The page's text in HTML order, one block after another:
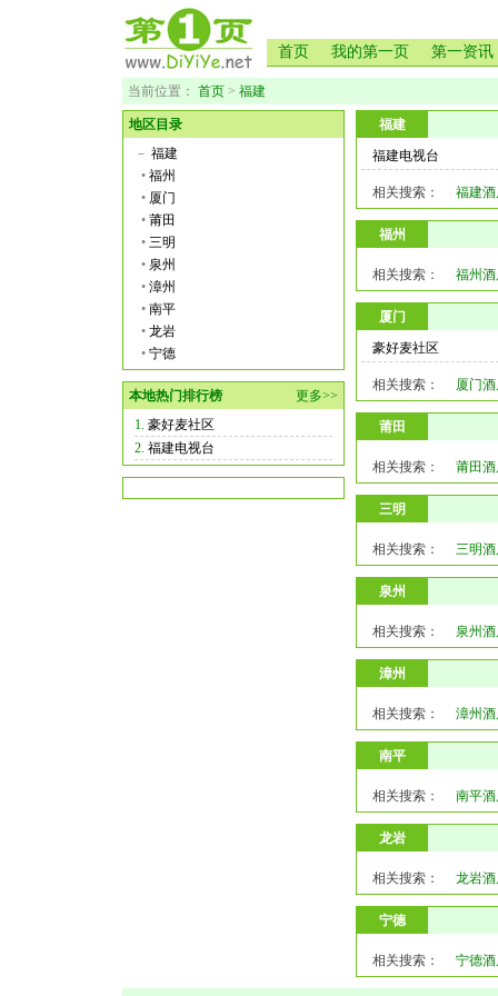
首页 我的第一页 第一资讯
当前位置： 首页 > 福建
地区目录
－ 福建
• 福州
• 厦门
• 莆田
• 三明
• 泉州
• 漳州
• 南平
• 龙岩
• 宁德
本地热门排行榜
更多>>
1. 豪好麦社区
2. 福建电视台
福建
福建电视台
相关搜索： 福建
福州
相关搜索： 福州
厦门
豪好麦社区
相关搜索： 厦门
莆田
相关搜索： 莆田
三明
相关搜索： 三明
泉州
相关搜索： 泉州
漳州
相关搜索： 漳州
南平
相关搜索： 南平
龙岩
相关搜索： 龙岩
宁德
相关搜索： 宁德